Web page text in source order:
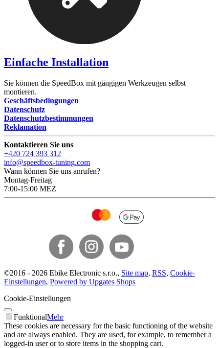
Einfache Installation
Sie können die SpeedBox mit gängigen Werkzeugen selbst
montieren.
Geschäftsbedingungen
Datenschutz
Datenschutzbestimmungen
Reklamation
Kontaktieren Sie uns
+420 724 393 312
info@speedbox-tuning.com
Wann können Sie uns anrufen?
Montag-Freitag
7:00-15:00 MEZ
©2016 - 2026 Ebike Electronic s.r.o., Site map, RSS, Cookie-
Einstellungen, Powered by Upgates Shops
Cookie-Einstellungen
FunktionalMehr
These cookies are necessary for the basic functioning of the website
and are always enabled. They are used, for example, to remember a
logged-in user or to store items in the shopping cart.